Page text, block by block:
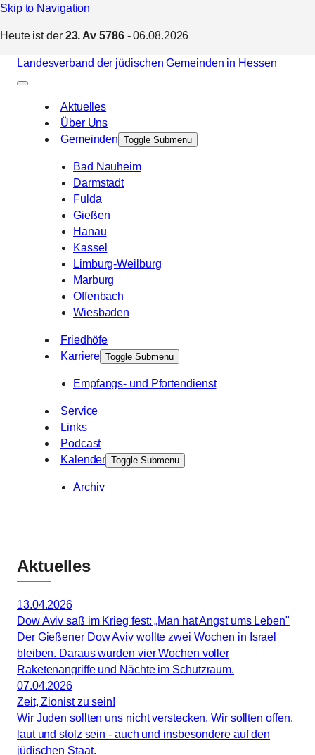
Skip to Navigation
Aktuelles
13.04.2026
Dow Aviv saß im Krieg fest: „Man hat Angst ums Leben"
Der Gießener Dow Aviv wollte zwei Wochen in Israel
bleiben. Daraus wurden vier Wochen voller
Raketenangriffe und Nächte im Schutzraum.
07.04.2026
Zeit, Zionist zu sein!
Wir Juden sollten uns nicht verstecken. Wir sollten offen,
laut und stolz sein - auch und insbesondere auf den
jüdischen Staat.
Landesverband der jüdischen Gemeinden in Hessen
Aktuelles
Über Uns
Gemeinden
Toggle Submenu
Bad Nauheim
Darmstadt
Fulda
Gießen
Hanau
Kassel
Limburg-Weilburg
Marburg
Offenbach
Wiesbaden
Friedhöfe
Karriere Toggle Submenu
Empfangs- und Pfortendienst
Service
Links
Podcast
Kalender Toggle Submenu
Archiv
Heute ist der 23. Av 5786- 06.08.2026